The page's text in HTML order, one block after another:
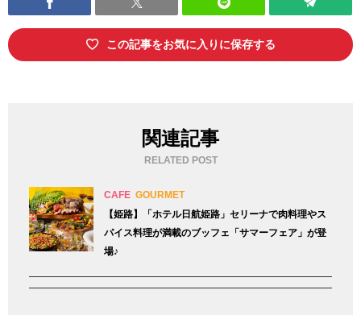
この記事をお気に入りに保存する
関連記事
RELATED POST
CAFE GOURMET
【姫路】「ホテル日航姫路」セリーナで肉料理やス
パイス料理が満載のブッフェ「サマーフェア」が登
場♪